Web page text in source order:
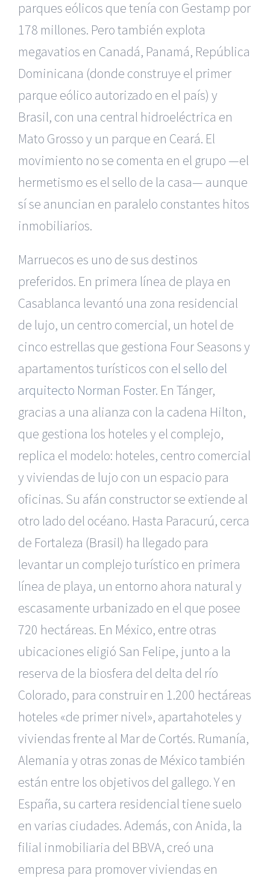
parques eólicos que tenía con Gestamp por
178 millones. Pero también explota
megavatios en Canadá, Panamá, República
Dominicana (donde construye el primer
parque eólico autorizado en el país) y
Brasil, con una central hidroeléctrica en
Mato Grosso y un parque en Ceará. El
movimiento no se comenta en el grupo —el
hermetismo es el sello de la casa— aunque
sí se anuncian en paralelo constantes hitos
inmobiliarios.
Marruecos es uno de sus destinos
preferidos. En primera línea de playa en
Casablanca levantó una zona residencial
de lujo, un centro comercial, un hotel de
cinco estrellas que gestiona Four Seasons y
apartamentos turísticos con el sello del
arquitecto Norman Foster. En Tánger,
gracias a una alianza con la cadena Hilton,
que gestiona los hoteles y el complejo,
replica el modelo: hoteles, centro comercial
y viviendas de lujo con un espacio para
oficinas. Su afán constructor se extiende al
otro lado del océano. Hasta Paracurú, cerca
de Fortaleza (Brasil) ha llegado para
levantar un complejo turístico en primera
línea de playa, un entorno ahora natural y
escasamente urbanizado en el que posee
720 hectáreas. En México, entre otras
ubicaciones eligió San Felipe, junto a la
reserva de la biosfera del delta del río
Colorado, para construir en 1.200 hectáreas
hoteles «de primer nivel», apartahoteles y
viviendas frente al Mar de Cortés. Rumanía,
Alemania y otras zonas de México también
están entre los objetivos del gallego. Y en
España, su cartera residencial tiene suelo
en varias ciudades. Además, con Anida, la
filial inmobiliaria del BBVA, creó una
empresa para promover viviendas en